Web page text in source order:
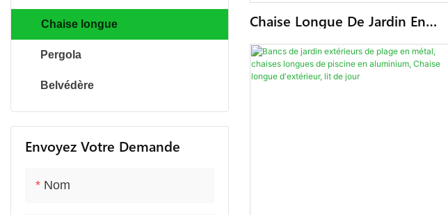
Chaises oeufs
Chaise longue
Pergola
Belvédère
Envoyez Votre Demande
Nom
Chaise Longue De Jardin En
Imperméable, Transat De Jardin,
En Osier Métallique, Salon
D'extérieur, Lit De Repos